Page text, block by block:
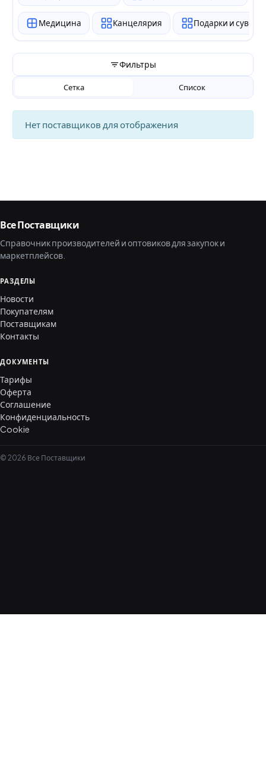
Медицина Канцелярия Подарки и
Фильтры
Сетка Список
Нет поставщиков для отображения
Все Поставщики
Справочник производителей и оптовиков для закупок и
маркетплейсов.
РАЗДЕЛЫ
Новости
Покупателям
Поставщикам
Контакты
ДОКУМЕНТЫ
Тарифы
Оферта
Соглашение
Конфиденциальность
Cookie
© 2026 Все Поставщики